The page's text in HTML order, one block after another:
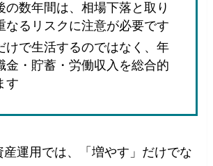
の数年間は、相場下落と取り
なるリスクに注意が必要です
けで生活するのではなく、年
金・貯蓄・労働収入を総合的
す
運用では、「増やす」だけでな